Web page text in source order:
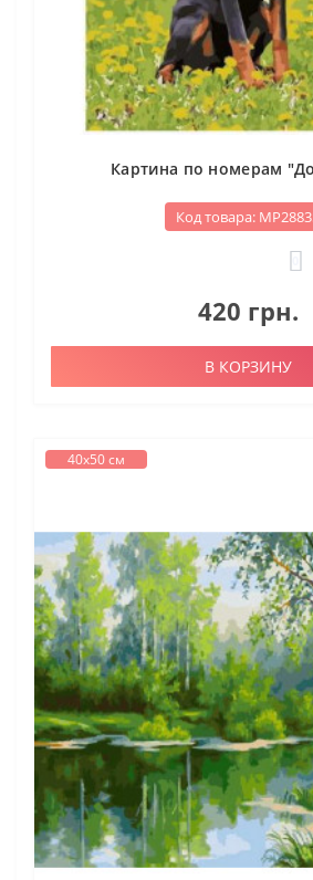
Картина по номерам
Код товара:
420 грн.
В КОРЗИНУ
40х50 см